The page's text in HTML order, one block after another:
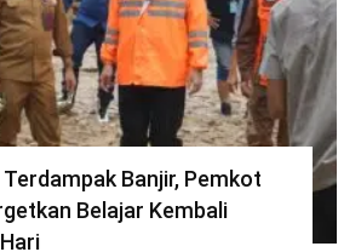
Banjir, Pemkot
Belajar Kembali